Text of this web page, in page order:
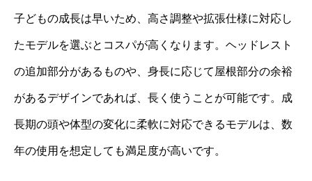
子どもの成長は早いため、高さ調整や拡張仕様に対応し
たモデルを選ぶとコスパが高くなります。ヘッドレスト
の追加部分があるものや、身長に応じて屋根部分の余裕
があるデザインであれば、長く使うことが可能です。成
長期の頭や体型の変化に柔軟に対応できるモデルは、数
年の使用を想定しても満足度が高いです。